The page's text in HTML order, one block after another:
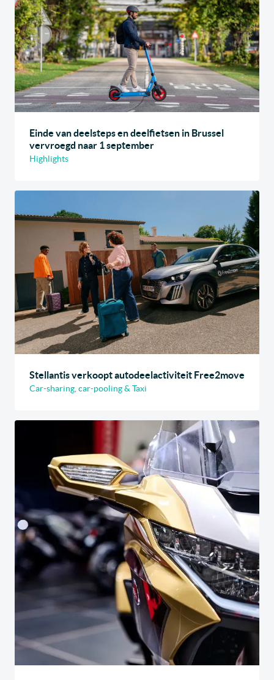
Einde van deelsteps en deelfietsen in Brussel
vervroegd naar 1 september
Highlights
Stellantis verkoopt autodeelactiviteit Free2move
Car-sharing, car-pooling & Taxi